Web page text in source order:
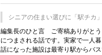
に東京ディズニーランドを見学さ
接客業の何かを理解してもらってい
もう一つは1800円もするプレミアム
販売するにあたり、社内に懸念も
永井社長は、駐車場に都内ナンバ
まっていることに目をつけ、高級
シニアの住まい選びに「駅チカ
のは出かけたくなる暮らし
編集長のひと言 ご寄稿ありがと
につまされる話です。実家で一人
話になった施設は最寄り駅からバ